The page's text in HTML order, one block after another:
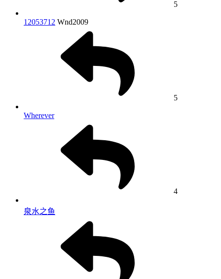
5
12053712 Wnd2009
5
Wherever
4
泉水之鱼